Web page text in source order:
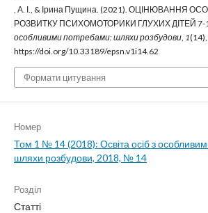
, А. І., & Ірина Пущина. (2021). ОЦІНЮВАННЯ
РОЗВИТКУ ПСИХОМОТОРИКИ ГЛУХИХ ДІТЕЙ 7-
особливими потребами: шляхи розбудови 1(14),
https://doi.org/10.33189/epsn.v1i14.62
Формати цитування
Номер
Том 1 № 14 (2018): Освіта осіб з
шляхи розбудови, 2018, № 14
Розділ
Статті